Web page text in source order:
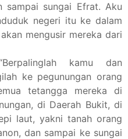
sampai sungai Efrat. Aku
negeri itu ke dalam
mengusir mereka dari
kamu dan
ke pegunungan orang
tetangga mereka di
di Daerah Bukit, di
laut, yakni tanah orang
dan sampai ke sungai